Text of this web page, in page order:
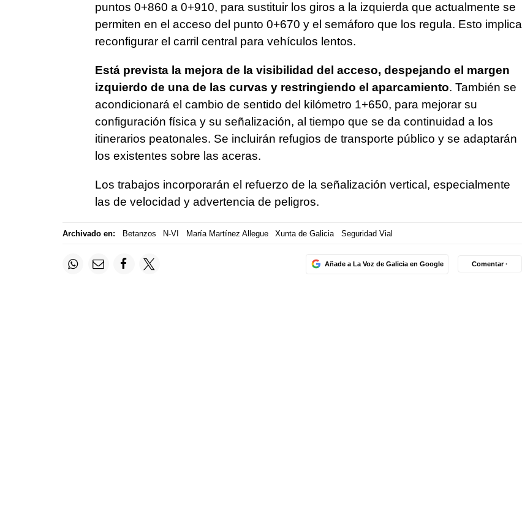
puntos 0+860 a 0+910, para sustituir los giros a la izquierda que actualmente se
permiten en el acceso del punto 0+670 y el semáforo que los regula. Esto implica
reconfigurar el carril central para vehículos lentos.
Está prevista la mejora de la visibilidad del acceso, despejando el margen
izquierdo de una de las curvas y restringiendo el aparcamiento. También se
acondicionará el cambio de sentido del kilómetro 1+650, para mejorar su
configuración física y su señalización, al tiempo que se da continuidad a los
itinerarios peatonales. Se incluirán refugios de transporte público y se adaptarán
los existentes sobre las aceras.
Los trabajos incorporarán el refuerzo de la señalización vertical, especialmente
las de velocidad y advertencia de peligros.
Archivado en: Betanzos N-VI María Martínez Allegue Xunta de Galicia Seguridad Vial
Añade a La Voz de Galicia en Google Comentar ·